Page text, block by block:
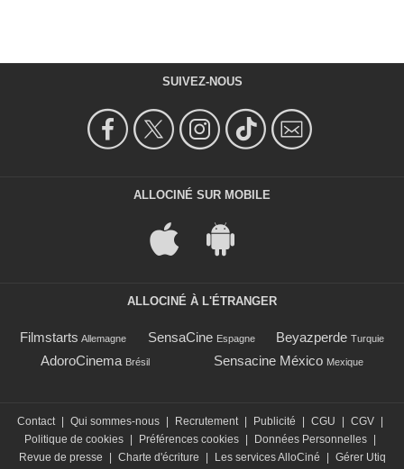
SUIVEZ-NOUS
ALLOCINÉ SUR MOBILE
ALLOCINÉ À L'ÉTRANGER
Filmstarts Allemagne SensaCine Espagne Beyazperde Turquie
AdoroCinema Brésil Sensacine México Mexique
Contact | Qui sommes-nous | Recrutement | Publicité | CGU | CGV |
Politique de cookies | Préférences cookies | Données Personnelles |
Revue de presse
| Charte d'écriture | Les services AlloCiné | Gérer Utiq